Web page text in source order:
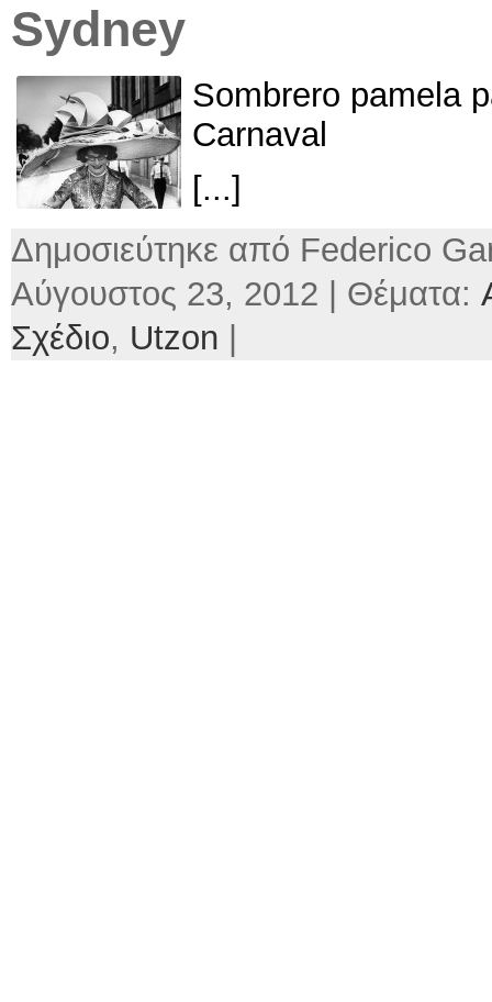
Sydney
Sombrero pamela
Carnaval
[...]
Δημοσιεύτηκε από Federico
Αύγουστος 23, 2012 | Θέματα:
Σχέδιο, Utzon